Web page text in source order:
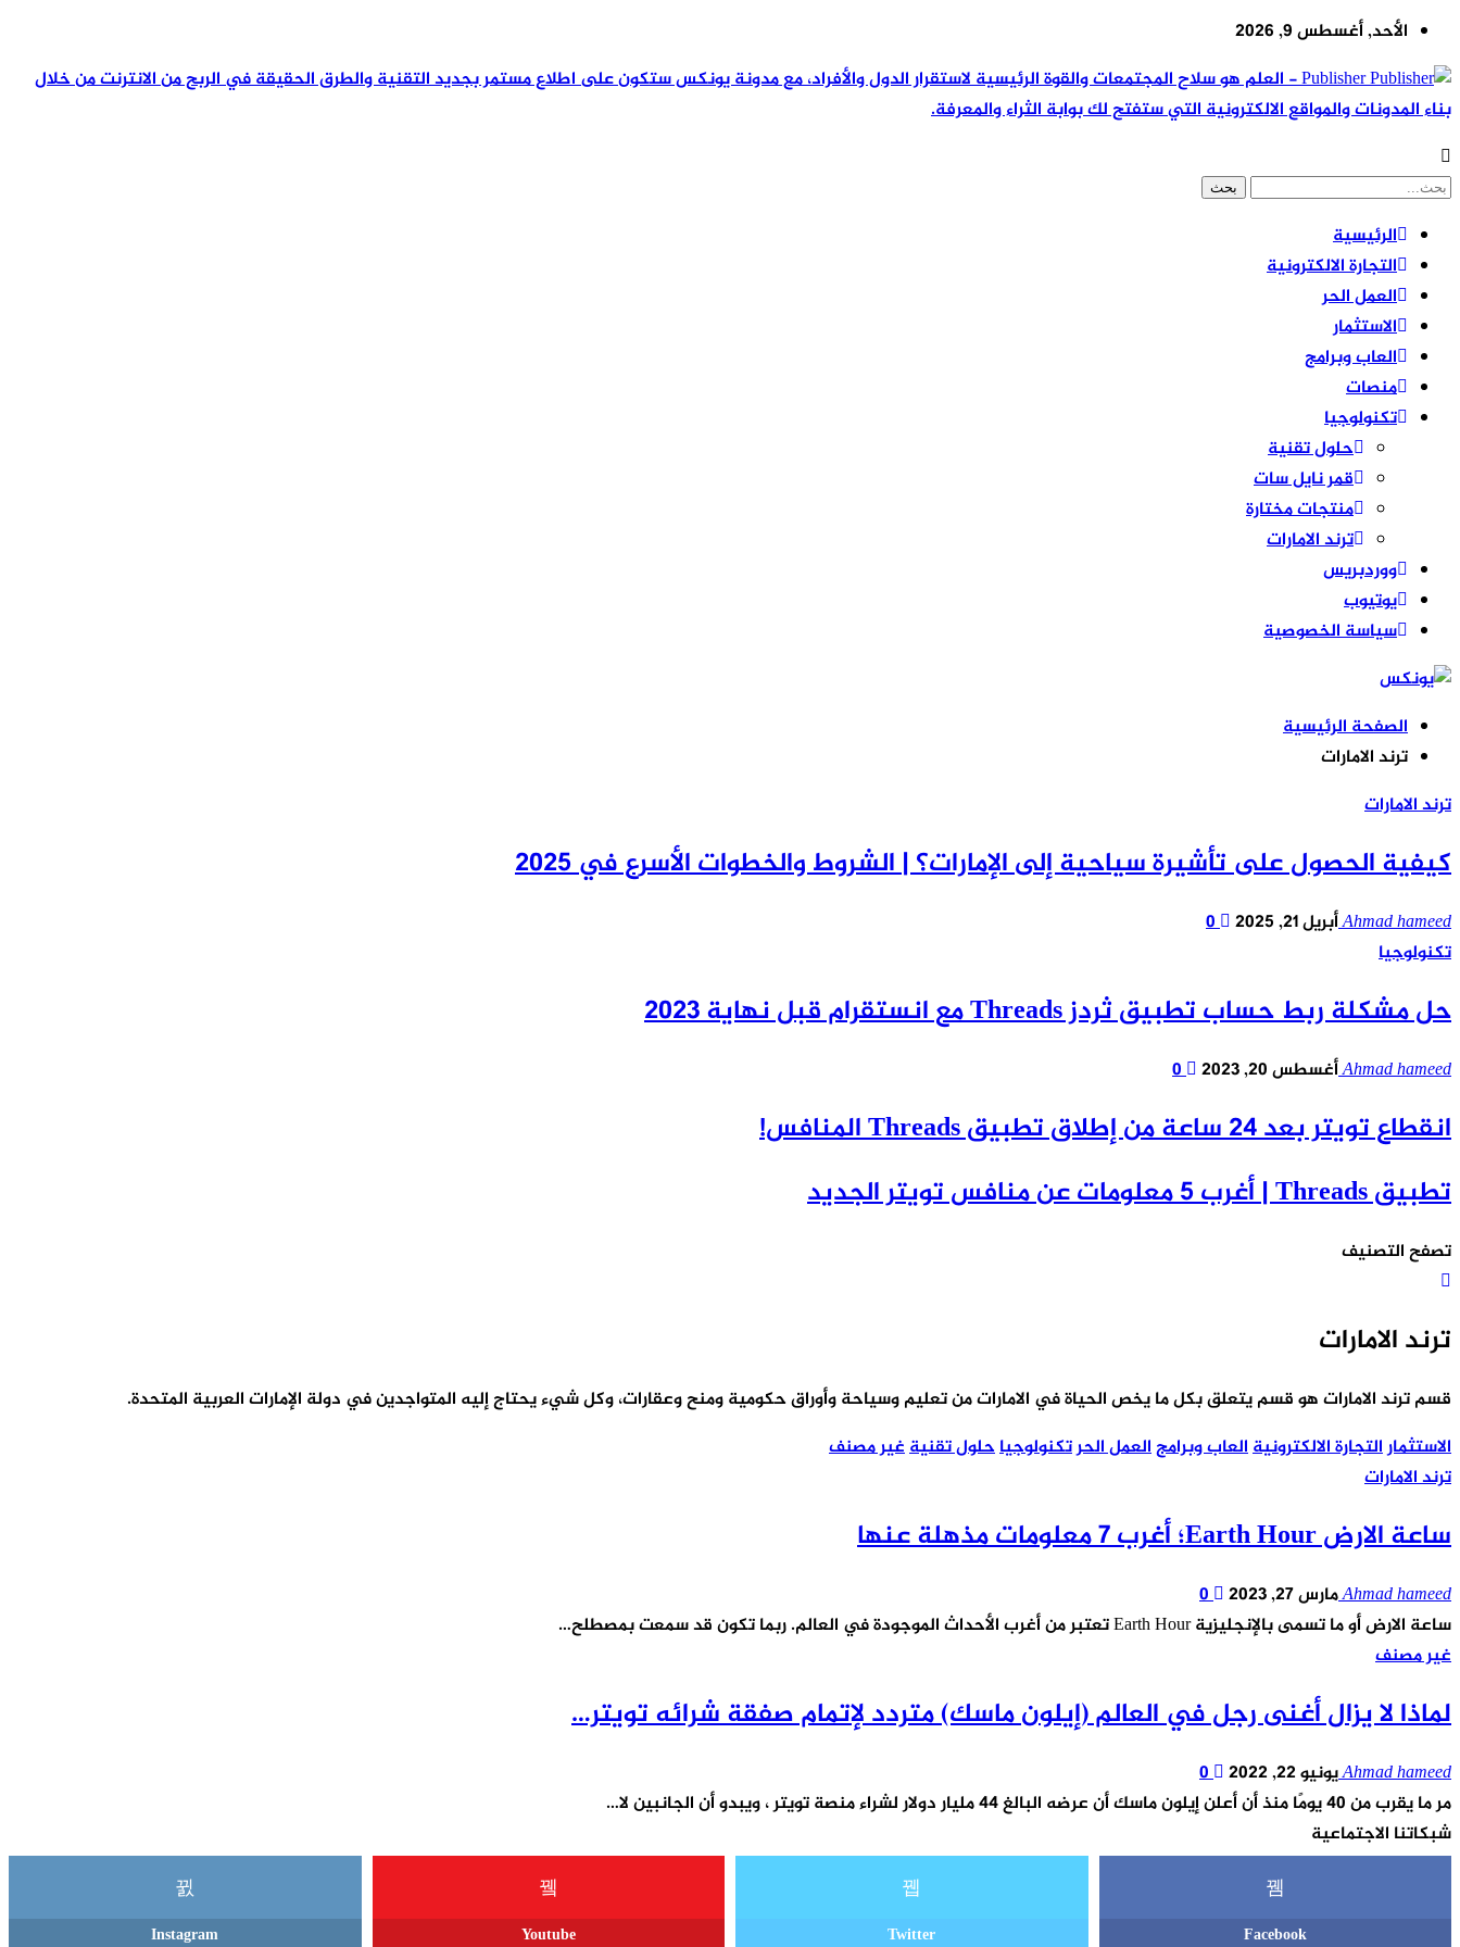
الأحد, أغسطس 9, 2026
Publisher - العلم هو سلاح المجتمعات والقوة الرئيسية لاستقرار الدول والأفراد، مع مدونة يونكس ستكون على اطلاع مستمر بجديد التقنية والطرق الحقيقة في الربح من الانترنت من خلال
بناء المدونات والمواقع الالكترونية التي ستفتح لك بوابة الثراء والمعرفة.
الرئيسية
التجارة الالكترونية
العمل الحر
الاستثمار
العاب وبرامج
منصات
تكنولوجيا
حلول تقنية
قمر نايل سات
منتجات مختارة
ترند الامارات
ووردبريس
يوتيوب
سياسة الخصوصية
الصفحة الرئيسية
ترند الامارات
ترند الامارات
كيفية الحصول على تأشيرة سياحية إلى الإمارات؟ | الشروط والخطوات الأسرع في 2025
Ahmad hameedأبريل 21, 2025
0
تكنولوجيا
حل مشكلة ربط حساب تطبيق ثردز Threads مع انستقرام قبل نهاية 2023
Ahmad hameedأغسطس 20, 2023 0
انقطاع تويتر بعد 24 ساعة من إطلاق تطبيق Threads المنافس!
تطبيق Threads | أغرب 5 معلومات عن منافس تويتر الجديد
تصفح التصنيف
ترند الامارات
قسم ترند الامارات هو قسم يتعلق بكل ما يخص الحياة في الامارات من تعليم وسياحة وأوراق حكومية ومنح وعقارات، وكل شيء يحتاج إليه المتواجدين في دولة الإمارات العربية المتحدة.
الاستثمارالتجارة الالكترونيةالعاب وبرامجالعمل الحرتكنولوجياحلول تقنيةغير مصنف
ترند الامارات
ساعة الارض Earth Hour؛ أغرب 7 معلومات مذهلة عنها
Ahmad hameedمارس 27, 2023
0
ساعة الارض أو ما تسمى بالإنجليزية Earth Hour تعتبر من أغرب الأحداث الموجودة في العالم. ربما تكون قد سمعت بمصطلح…
غير مصنف
لماذا لا يزال أغنى رجل في العالم (إيلون ماسك) متردد لإتمام صفقة شرائه تويتر…
Ahmad hameedيونيو 22, 2022
0
مر ما يقرب من 40 يومًا منذ أن أعلن إيلون ماسك أن عرضه البالغ 44 مليار دولار لشراء منصة تويتر ، ويبدو أن الجانبين لا…
شبكاتنا الاجتماعية
Facebook
Twitter
Youtube
Instagram